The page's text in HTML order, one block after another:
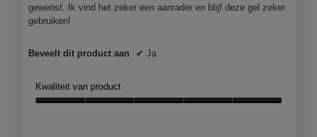
gewenst. Ik vind het zeker een aanrader en blijf deze gel zeker
gebruiken!
Beveelt dit product aan ✔ Ja
Kwaliteit van product